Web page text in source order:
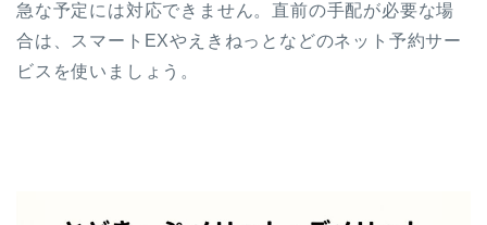
急な予定には対応できません。直前の手配が必要な場
合は、スマートEXやえきねっとなどのネット予約サー
ビスを使いましょう。